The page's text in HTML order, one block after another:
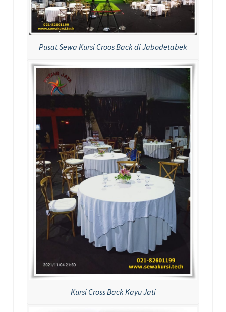
Pusat Sewa Kursi Croos Back di Jabodetabek
Kursi Cross Back Kayu Jati